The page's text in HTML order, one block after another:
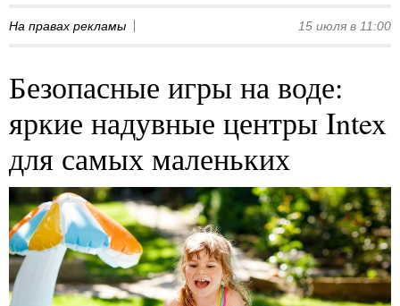
На правах рекламы 15 июля в 11:00
Безопасные игры на воде:
яркие надувные центры Intex
для самых маленьких